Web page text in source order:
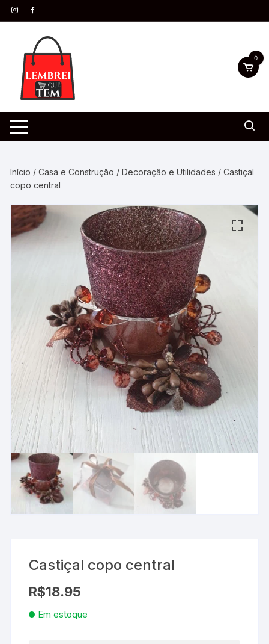
0
Início /Casa e Construção /Decoração e Utilidades / Castiçal
copo central
Castiçal copo central
R$18.95
Em estoque